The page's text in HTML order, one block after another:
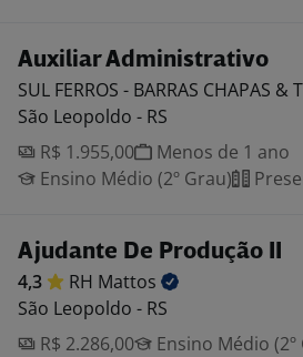
Auxiliar Administrativo
SUL FERROS - BARRAS CHAPAS &
São Leopoldo - RS
R$ 1.955,00
Menos de 1 ano
Ensino Médio (2º Grau)
Ajudante De Produção II
4,3 RH Mattos
São Leopoldo - RS
R$ 2.286,00
Ensino Médio (2º